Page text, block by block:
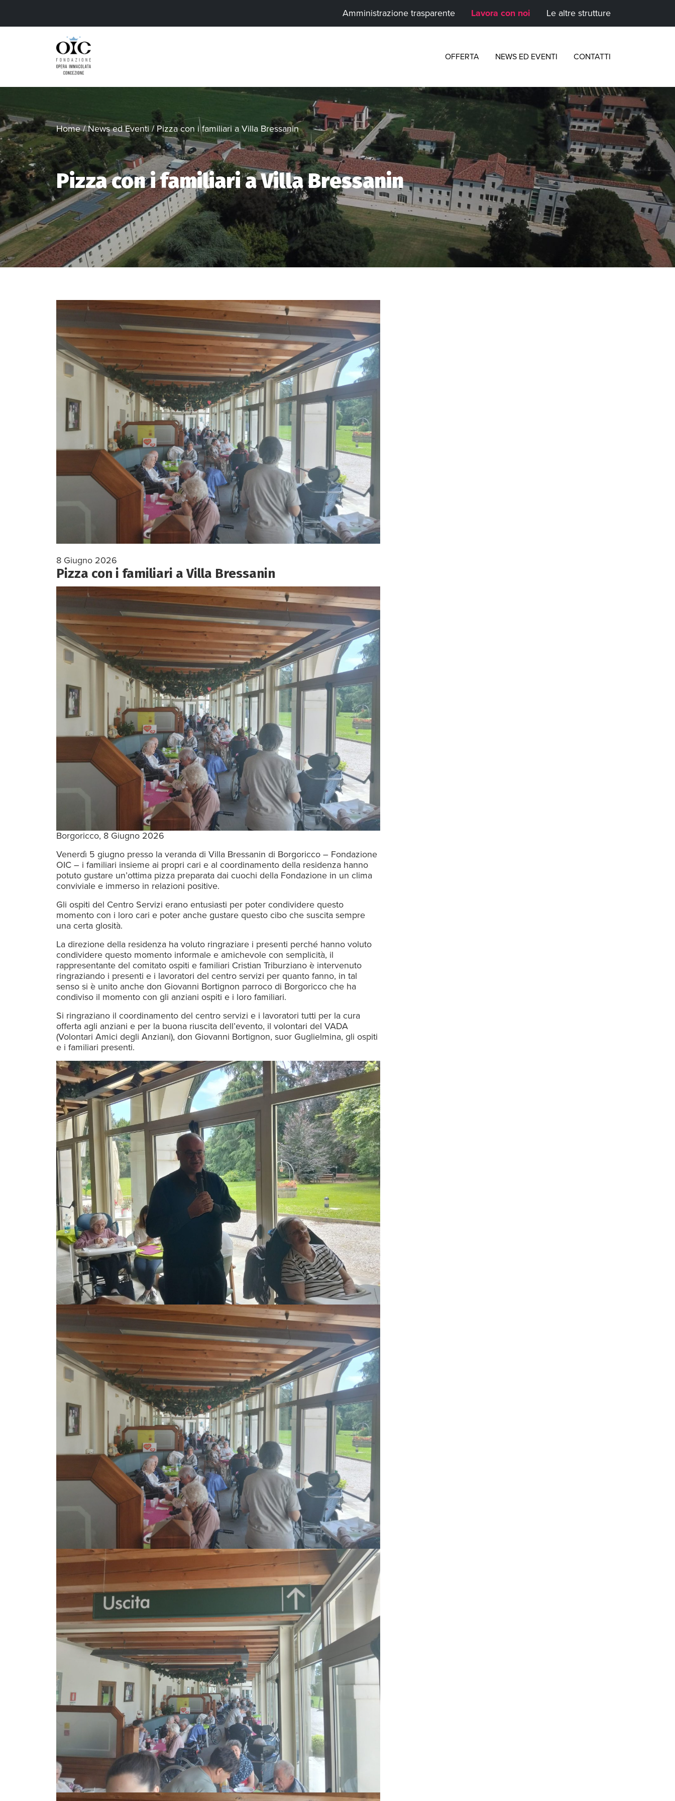
Amministrazione trasparente Lavora con noi Le altre strutture
OFFERTA NEWS ED EVENTI CONTATTI
Home/News ed Eventi/Pizza con i familiari a Villa Bressanin
Pizza con i familiari a Villa Bressanin
8 Giugno 2026
Pizza con i familiari a Villa Bressanin
Borgoricco, 8 Giugno 2026
Venerdì 5 giugno presso la veranda di Villa Bressanin di Borgoricco – Fondazione
OIC – i familiari insieme ai propri cari e al coordinamento della residenza hanno
potuto gustare un’ottima pizza preparata dai cuochi della Fondazione in un clima
conviviale e immerso in relazioni positive.
Gli ospiti del Centro Servizi erano entusiasti per poter condividere questo
momento con i loro cari e poter anche gustare questo cibo che suscita sempre
una certa glosità.
La direzione della residenza ha voluto ringraziare i presenti perché hanno voluto
condividere questo momento informale e amichevole con semplicità, il
rappresentante del comitato ospiti e familiari Cristian Triburziano è intervenuto
ringraziando i presenti e i lavoratori del centro servizi per quanto fanno, in tal
senso si è unito anche don Giovanni Bortignon parroco di Borgoricco che ha
condiviso il momento con gli anziani ospiti e i loro familiari.
Si ringraziano il coordinamento del centro servizi e i lavoratori tutti per la cura
offerta agli anziani e per la buona riuscita dell’evento, il volontari del VADA
(Volontari Amici degli Anziani), don Giovanni Bortignon, suor Guglielmina, gli ospiti
e i familiari presenti.